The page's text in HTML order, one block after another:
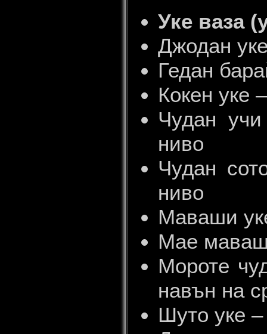
Уке ваза
Джодан
Гедан
Кокен уке
Чудан
ниво
Чудан
ниво
Маваши
Мае
Мороте
навън на
Шуто уке